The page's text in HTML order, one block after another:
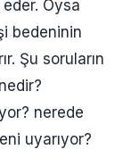
Oysa
bedeninin
Şu soruların
nerede
uyarıyor?